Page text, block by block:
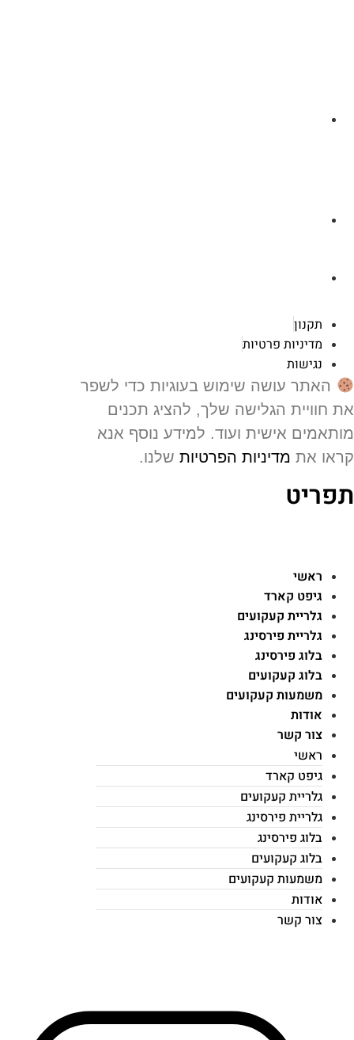
תקנון
מדיניות פרטיות
נגישות
האתר עושה שימוש בעוגיות כדי לשפר
חוויית הגלישה שלך, להציג תכנים
אישית ועוד. למידע נוסף אנא
אתמדיניות הפרטיותשלנו.
ראשי
גיפט קארד
גלריית קעקועים
גלריית פירסינג
בלוג פירסינג
בלוג קעקועים
משמעות קעקועים
אודות
צור קשר
ראשי
גיפט קארד
גלריית קעקועים
גלריית פירסינג
בלוג פירסינג
בלוג קעקועים
משמעות קעקועים
אודות
צור קשר